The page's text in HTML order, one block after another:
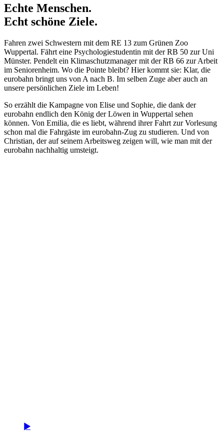
Echte Menschen.
Echt schöne Ziele.
Fahren zwei Schwestern mit dem RE 13 zum Grünen Zoo
Wuppertal. Fährt eine Psychologiestudentin mit der RB 50 zur Uni
Münster. Pendelt ein Klimaschutzmanager mit der RB 66 zur Arbeit
im Seniorenheim. Wo die Pointe bleibt? Hier kommt sie: Klar, die
eurobahn bringt uns von A nach B. Im selben Zuge aber auch an
unsere persönlichen Ziele im Leben!
So erzählt die Kampagne von Elise und Sophie, die dank der
eurobahn endlich den König der Löwen in Wuppertal sehen
können. Von Emilia, die es liebt, während ihrer Fahrt zur Vorlesung
schon mal die Fahrgäste im eurobahn-Zug zu studieren. Und von
Christian, der auf seinem Arbeitsweg zeigen will, wie man mit der
eurobahn nachhaltig umsteigt.